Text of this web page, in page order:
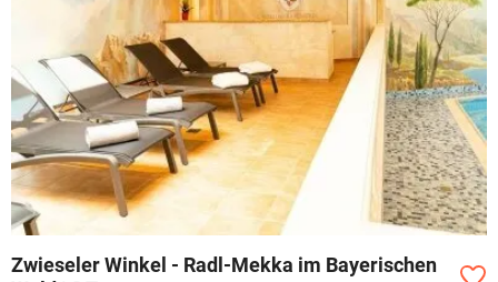
Zwieseler Winkel - Radl-Mekka im Bayerischen